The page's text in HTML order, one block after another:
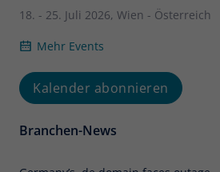
18. - 25. Juli 2026, Wien - Österreich
Mehr Events
Kalender abonnieren
Branchen-News